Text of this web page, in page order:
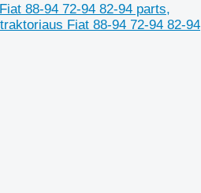
88-94 72-94 82-94 parts,
Fiat 88-94 72-94 82-94